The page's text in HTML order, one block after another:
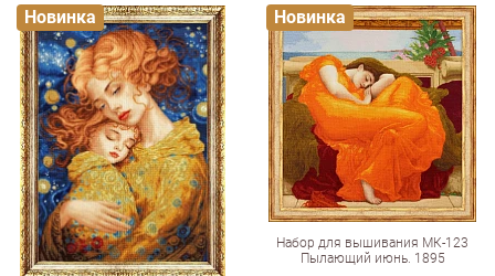
Новинка
Набор для вышивания МК-123
Пылающий июнь. 1895
Новинка